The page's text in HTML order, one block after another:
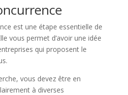
est une étape essentielle de
vous permet d’avoir une idée
qui proposent le
vous devez être en
à diverses